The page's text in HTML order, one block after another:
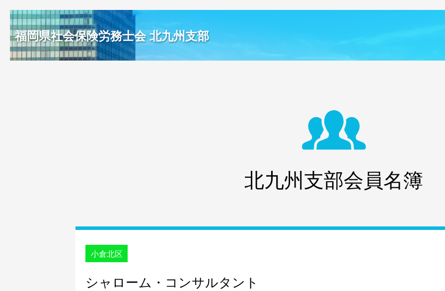
福岡県社会保険労務士会 北九州支部
北九州支部会員名簿
小倉北区
シャローム・コンサルタント